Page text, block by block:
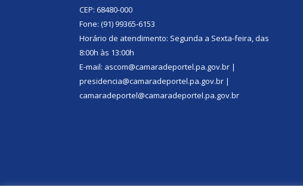
CEP: 68480-000
Fone: (91) 99365-6153
Horário de atendimento: Segunda a Sexta-feira, das
8:00h às 13:00h
E-mail: ascom@camaradeportel.pa.gov.br |
presidencia@camaradeportel.pa.gov.br |
camaradeportel@camaradeportel.pa.gov.br